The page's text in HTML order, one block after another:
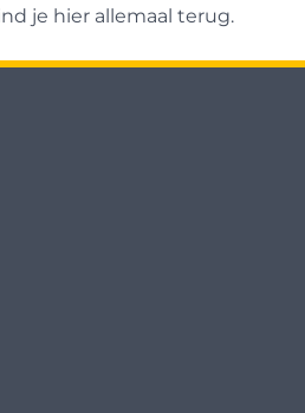
je hier allemaal terug.